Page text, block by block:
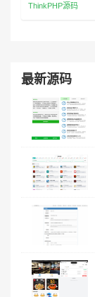
ThinkPHP源码
最新源码